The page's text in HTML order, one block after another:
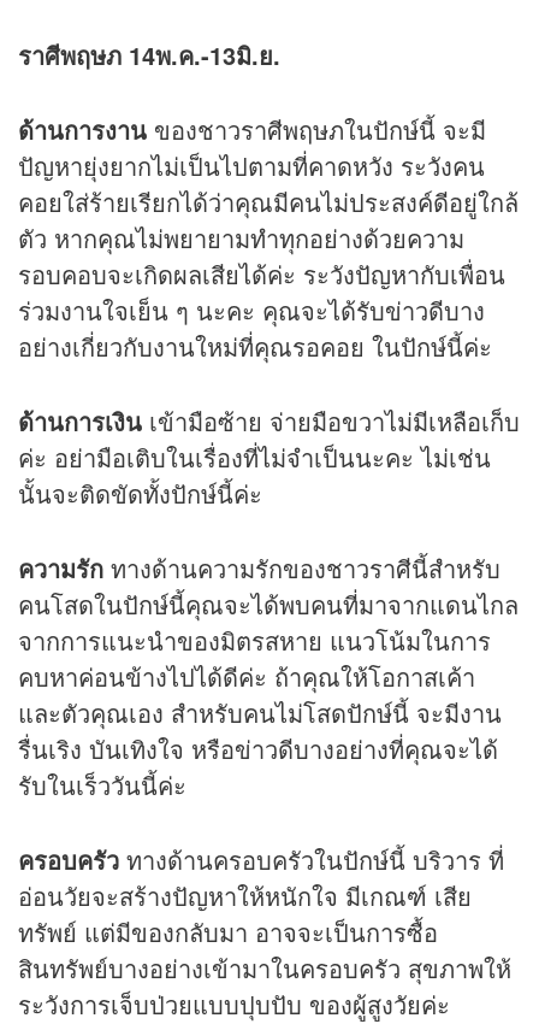
ราศีพฤษภ 14พ.ค.-13มิ.ย.
ด้านการงาน ของชาวราศีพฤษภในปักษ์นี้ จะมี
ปัญหายุ่งยากไม่เป็นไปตามที่คาดหวัง ระวังคน
คอยใส่ร้ายเรียกได้ว่าคุณมีคนไม่ประสงค์ดีอยู่ใกล้
ตัว หากคุณไม่พยายามทำทุกอย่างด้วยความ
รอบคอบจะเกิดผลเสียได้ค่ะ ระวังปัญหากับเพื่อน
ร่วมงานใจเย็น ๆ นะคะ คุณจะได้รับข่าวดีบาง
อย่างเกี่ยวกับงานใหม่ที่คุณรอคอย ในปักษ์นี้ค่ะ
ด้านการเงิน เข้ามือซ้าย จ่ายมือขวาไม่มีเหลือเก็บ
ค่ะ อย่ามือเติบในเรื่องที่ไม่จำเป็นนะคะ ไม่เช่น
นั้นจะติดขัดทั้งปักษ์นี้ค่ะ
ความรัก ทางด้านความรักของชาวราศีนี้สำหรับ
คนโสดในปักษ์นี้คุณจะได้พบคนที่มาจากแดนไกล
จากการแนะนำของมิตรสหาย แนวโน้มในการ
คบหาค่อนข้างไปได้ดีค่ะ ถ้าคุณให้โอกาสเค้า
และตัวคุณเอง สำหรับคนไม่โสดปักษ์นี้ จะมีงาน
รื่นเริง บันเทิงใจ หรือข่าวดีบางอย่างที่คุณจะได้
รับในเร็ววันนี้ค่ะ
ครอบครัว ทางด้านครอบครัวในปักษ์นี้ บริวาร ที่
อ่อนวัยจะสร้างปัญหาให้หนักใจ มีเกณฑ์ เสีย
ทรัพย์ แต่มีของกลับมา อาจจะเป็นการซื้อ
สินทรัพย์บางอย่างเข้ามาในครอบครัว สุขภาพให้
ระวังการเจ็บป่วยแบบปุบปับ ของผู้สูงวัยค่ะ